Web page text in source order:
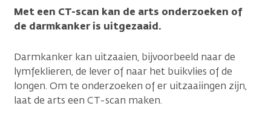
Met een CT-scan kan de arts onderzoeken of
de darmkanker is uitgezaaid.
Darmkanker kan uitzaaien, bijvoorbeeld naar de
lymfeklieren, de lever of naar het buikvlies of de
longen. Om te onderzoeken of er uitzaaiingen zijn,
laat de arts een CT-scan maken.